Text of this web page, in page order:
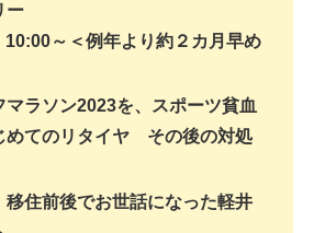
ー
～＜例年より約２カ月早め
マラソン2023を、スポーツ貧血
めてのリタイヤ その後の対処
移住前後でお世話になった軽井